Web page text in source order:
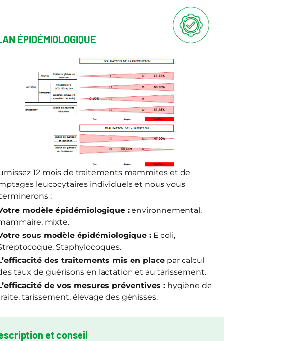
ÉPIDÉMIOLOGIQUE
12 mois de traitements mammites et de
leucocytaires individuels et nous vous
:
modèle épidémiologique : environnemental,
mixte.
sous modèle épidémiologique : E coli,
Staphylocoques.
des traitements mis en place par calcul
taux de guérisons en lactation et au tarissement.
de vos mesures préventives : hygiène de
tarissement, élevage des génisses.
et conseil